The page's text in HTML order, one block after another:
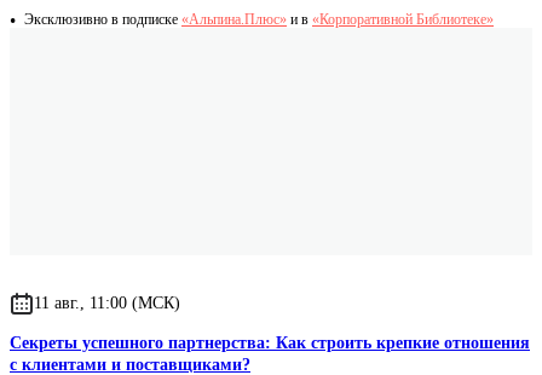
Эксклюзивно в подписке «Альпина.Плюс» и в «Корпоративной Библиотеке»
11 авг., 11:00 (МСК)
Секреты успешного партнерства: Как строить крепкие отношения
с клиентами и поставщиками?